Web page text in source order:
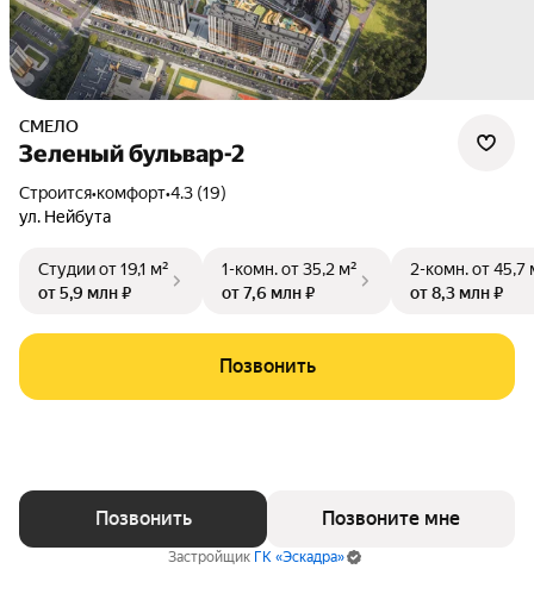
СМЕЛО
Зеленый бульвар-2
Строится•комфорт•4.3 (19)
ул. Нейбута
Студииот 19,1 м²
от 5,9 млн ₽
1-комн.от 35,2 м²
от 7,6 млн ₽
2-комн.от 45,7
от 8,3 млн ₽
Позвонить
Позвонить Позвоните мне
Застройщик ГК «Эскадра»